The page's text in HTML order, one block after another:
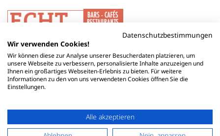
Datenschutzbestimmungen
Wir verwenden Cookies!
Wir können diese zur Analyse unserer Besucherdaten platzieren, um
unsere Webseite zu verbessern, personalisierte Inhalte anzuzeigen und
Ihnen ein großartiges Webseiten-Erlebnis zu bieten. Für weitere
Informationen zu den von uns verwendeten Cookies öffnen Sie die
Einstellungen.
Alle akzeptieren